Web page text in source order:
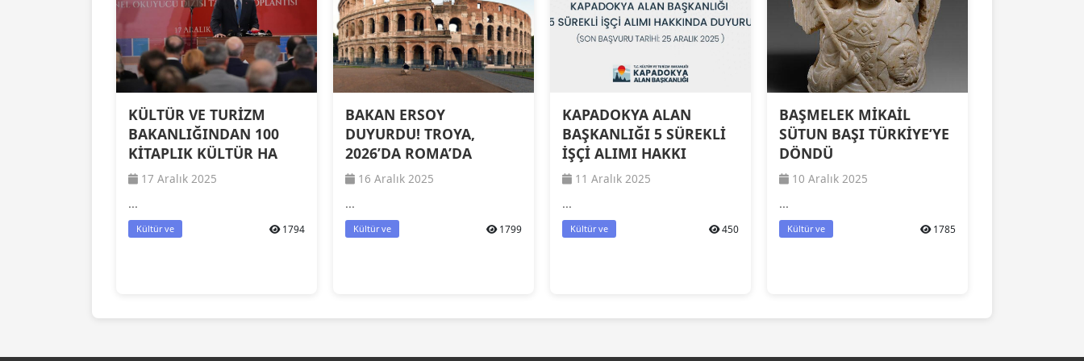
KÜLTÜR VE TURİZM
BAKANLIĞINDAN 100
KİTAPLIK KÜLTÜR HA
17 Aralık 2025
...
Kültür ve 1794
BAKAN ERSOY
DUYURDU! TROYA,
2026’DA ROMA’DA
16 Aralık 2025
...
Kültür ve 1799
KAPADOKYA ALAN
BAŞKANLIĞI 5 SÜREKLİ
İŞÇİ ALIMI HAKKI
11 Aralık 2025
...
Kültür ve 450
BAŞMELEK MİKAİL
SÜTUN BAŞI TÜRKİYE’YE
DÖNDÜ
10 Aralık 2025
...
Kültür ve 1785